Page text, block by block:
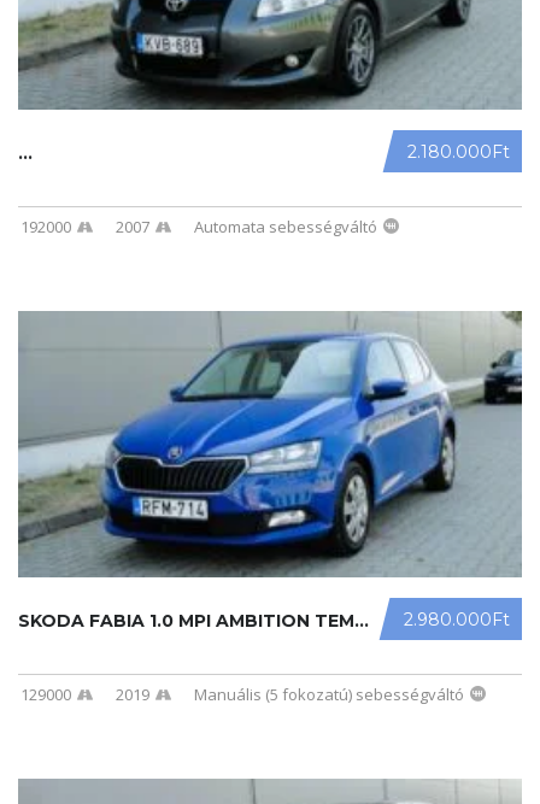
2.180.000Ft
...
192000 2007 Automata sebességváltó
2.980.000Ft
SKODA FABIA 1.0 MPI AMBITION TEMPOM ...
129000 2019 Manuális (5 fokozatú) sebességváltó